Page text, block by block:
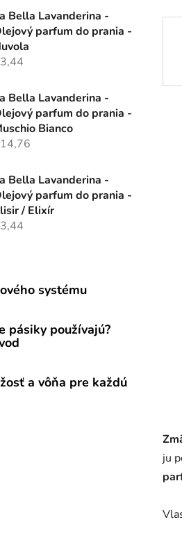
Bella Lavanderina -
parfum do prania -
Bella Lavanderina -
parfum do prania -
Bianco
Bella Lavanderina -
parfum do prania -
/ Elixír
systému
pásiky používajú?
a vôňa pre každú
ju